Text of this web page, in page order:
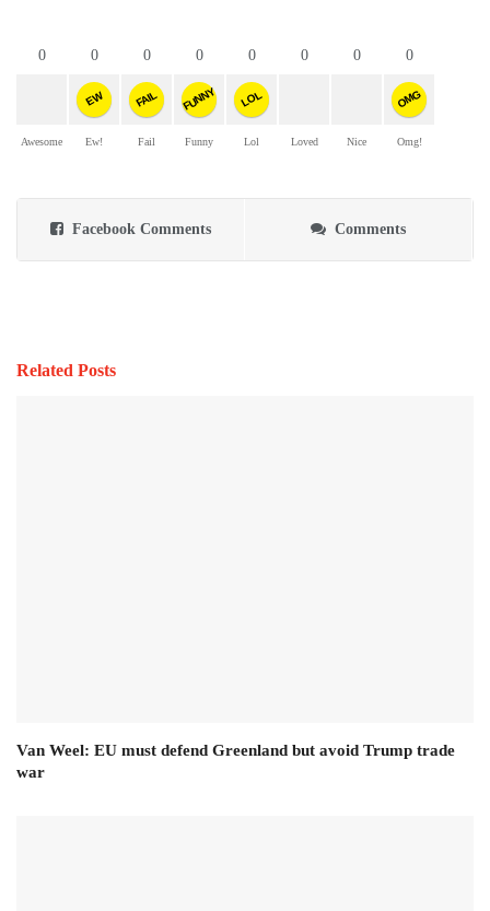
0
Awesome
0
EW
Ew!
0
FAIL
Fail
0
FUNNY
Funny
0
LOL
Lol
0
Loved
0
Nice
0
OMG
Omg!
Facebook Comments Comments
Related Posts
Van Weel: EU must defend Greenland but avoid Trump trade
war